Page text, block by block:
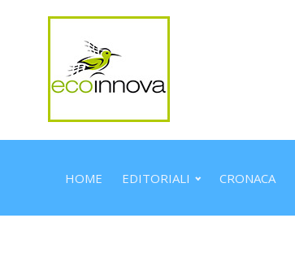
HOME EDITORIALI CRONACA